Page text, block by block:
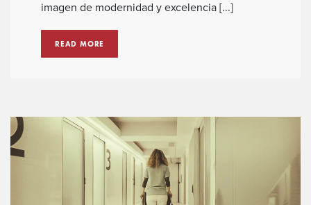
imagen de modernidad y excelencia [...]
READ MORE